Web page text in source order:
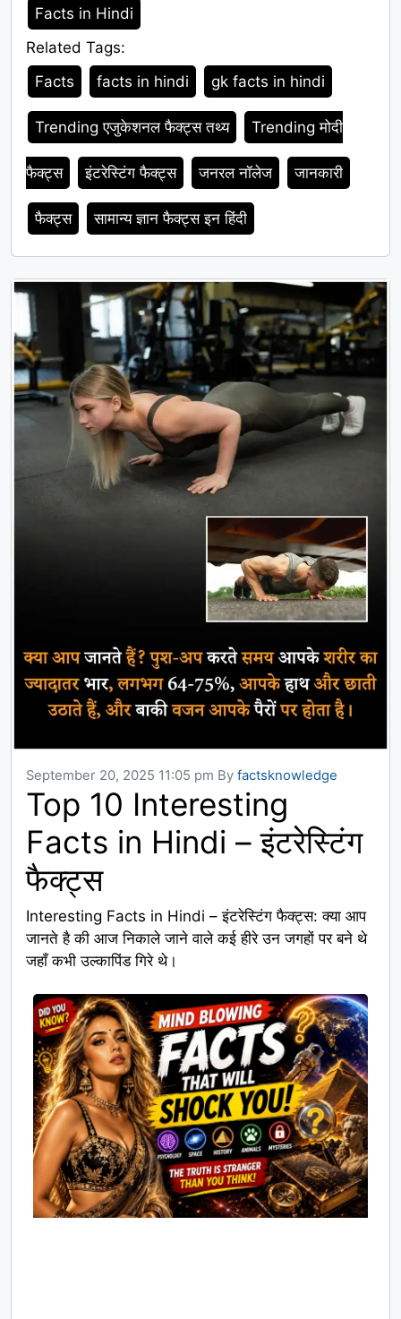
Facts in Hindi
Related Tags:
Tags
Facts facts in hindi gk facts in hindi
Trending एजुकेशनल फैक्ट्स तथ्य Trending मोदी
फैक्ट्स इंटरेस्टिंग फैक्ट्स जनरल नॉलेज जानकारी
फैक्ट्स सामान्य ज्ञान फैक्ट्स इन हिंदी
September 20, 2025 11:05 pm By factsknowledge
Top 10 Interesting
Facts in Hindi – इंटरेस्टिंग
फैक्ट्स
Interesting Facts in Hindi – इंटरेस्टिंग फैक्ट्स: क्या आप
जानते है की आज निकाले जाने वाले कई हीरे उन जगहों पर बने थे
जहाँ कभी उल्कापिंड गिरे थे।